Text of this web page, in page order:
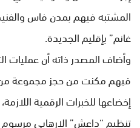
المشتبه فيهم بمدن فاس
غانم” بإقليم الجديدة.
وأضاف المصدر ذاته أن عمليات
فيهم مكنت من حجز مجموعة من
إخضاعها للخبرات الرقمية
تنظيم “داعش” الارهابي